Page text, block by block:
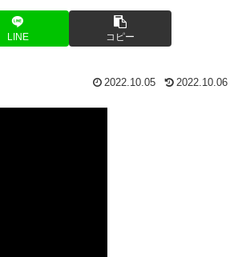
LINE コピー
2022.10.05 2022.10.06